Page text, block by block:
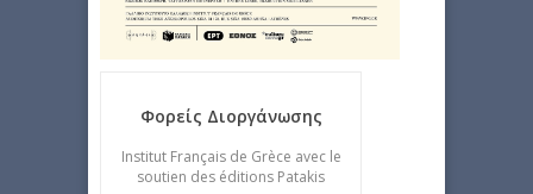
Φορείς Διοργάνωσης
Institut Français de Grèce avec le
soutien des éditions Patakis